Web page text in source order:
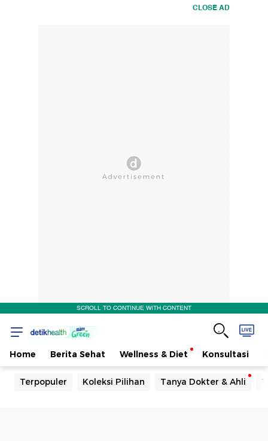
CLOSE AD
SCROLL TO CONTINUE WITH CONTENT
Home Berita Sehat Wellness & Diet Konsultasi
Terpopuler Koleksi Pilihan Tanya Dokter & Ahli